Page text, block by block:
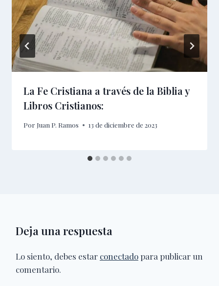
La Fe Cristiana a través de la Biblia y
Libros Cristianos:
Por Juan P. Ramos 13 de diciembre de 2023
Deja una respuesta
Lo siento, debes estar conectado para publicar un
comentario.